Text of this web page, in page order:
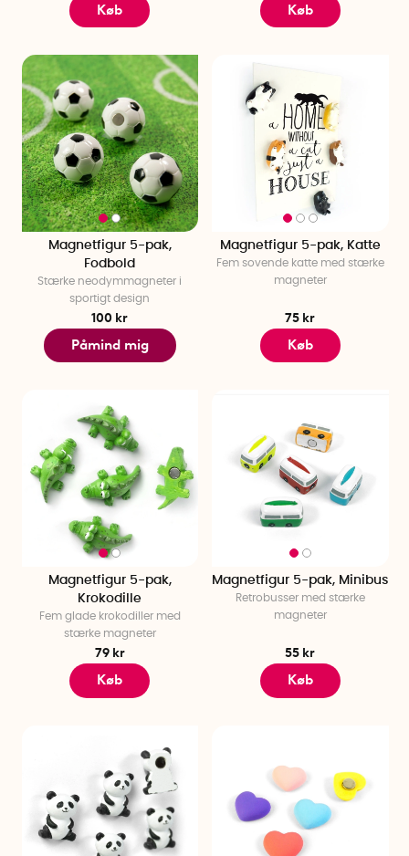
Køb Køb
Magnetfigur 5-pak,
Fodbold
Stærke neodymmagneter i
sportigt design
100 kr
Påmind mig
Magnetfigur 5-pak, Katte
Fem sovende katte med stærke
magneter
75 kr
Køb
Magnetfigur 5-pak,
Krokodille
Fem glade krokodiller med
stærke magneter
79 kr
Køb
Magnetfigur 5-pak, Minibus
Retrobusser med stærke
magneter
55 kr
Køb